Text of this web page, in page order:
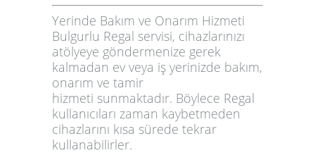
Yerinde Bakım ve Onarım Hizmeti
Bulgurlu Regal servisi, cihazlarınızı
atölyeye göndermenize gerek
kalmadan ev veya iş yerinizde bakım,
onarım ve tamir
hizmeti sunmaktadır. Böylece Regal
kullanıcıları zaman kaybetmeden
cihazlarını kısa sürede tekrar
kullanabilirler.